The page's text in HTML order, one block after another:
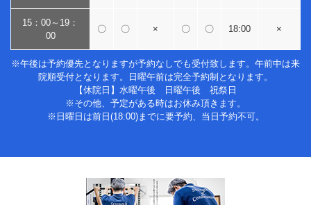
15：00～19：
00
〇 〇 × 〇 〇 18:00 ×
※午後は予約優先となりますが予約なしでも受付致します。午前中は来
院順受付となります。日曜午前は完全予約制となります。
【休院日】水曜午後 日曜午後 祝祭日
※その他、予定がある時はお休み頂きます。
※日曜日は前日(18:00)までに要予約、当日予約不可。